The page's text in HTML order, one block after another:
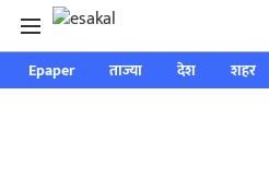
Epaper ताज्या देश शहर